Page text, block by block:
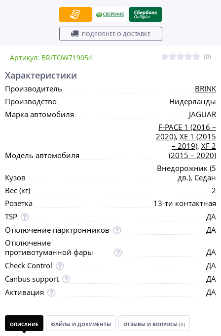
Артикул: BR/TOW719054 (0)
ПОДРОБНЕЕ О ДОСТАВКЕ
Характеристики
Производитель
BRINK
Производство
Нидерланды
Марка автомобиля
JAGUAR
Модель автомобиля
F-PACE 1 (2016 –
2020), XE 1 (2015
– 2019), XF 2
(2015 – 2020)
Кузов
Внедорожник (5
дв.), Седан
Вес (кг)
2
Розетка
13-ти контактная
TSP
ДА
Отключение парктронников
ДА
Отключение
противотуманной фары
ДА
Check Control
ДА
Canbus support
ДА
Активация
ДА
ОПИСАНИЕ ФАЙЛЫ И ДОКУМЕНТЫ ОТЗЫВЫ И ВОПРОСЫ (0)